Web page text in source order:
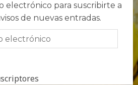
electrónico para suscribirte a
de nuevas entradas.